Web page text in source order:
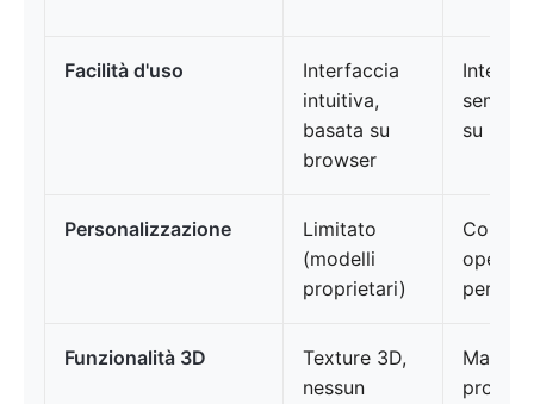
Facilità d'uso
Interfaccia
intuitiva,
basata su
browser
su
Personalizzazione
Limitato
(modelli
proprietari)
open
Funzionalità 3D
Texture 3D,
nessun
Mappe